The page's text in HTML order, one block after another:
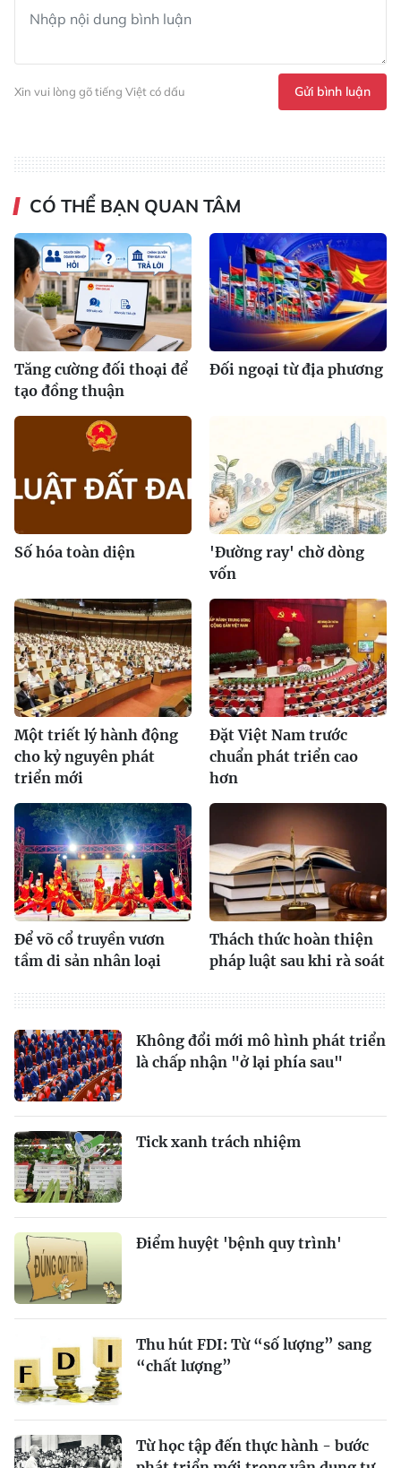
Xin vui lòng gõ tiếng Việt có dấu Gửi bình luận
CÓ THỂ BẠN QUAN TÂM
Tăng cường đối thoại để
tạo đồng thuận
Đối ngoại từ địa phương
Số hóa toàn diện
'Đường ray' chờ dòng
vốn
Một triết lý hành động
cho kỷ nguyên phát
triển mới
Đặt Việt Nam trước
chuẩn phát triển cao
hơn
Để võ cổ truyền vươn
tầm di sản nhân loại
Thách thức hoàn thiện
pháp luật sau khi rà soát
Không đổi mới mô hình phát triển
là chấp nhận "ở lại phía sau"
Tick xanh trách nhiệm
Điểm huyệt 'bệnh quy trình'
Thu hút FDI: Từ “số lượng” sang
“chất lượng”
Từ học tập đến thực hành - bước